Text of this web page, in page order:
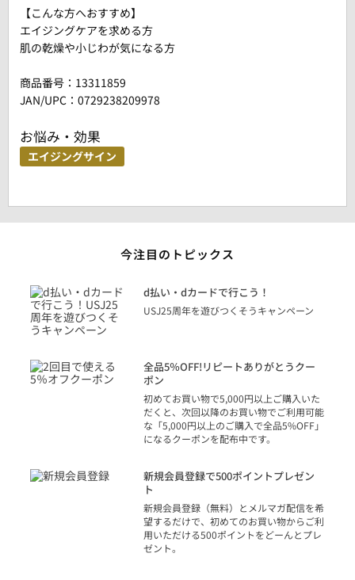
【こんな方へおすすめ】
エイジングケアを求める方
肌の乾燥や小じわが気になる方
商品番号： 13311859
JAN/UPC：0729238209978
お悩み・効果
エイジングサイン
今注目のトピックス
d払い・dカードで行こう！
USJ25周年を遊びつくそうキャンペーン
全品5％OFF!リピートありがとうクー
ポン
初めてお買い物で5,000円以上ご購入いた
だくと、次回以降のお買い物でご利用可能
な「5,000円以上のご購入で全品5%OFF」
になるクーポンを配布中です。
新規会員登録で500ポイントプレゼン
ト
新規会員登録（無料）とメルマガ配信を希
望するだけで、初めてのお買い物からご利
用いただける500ポイントをどーんとプレ
ゼント。